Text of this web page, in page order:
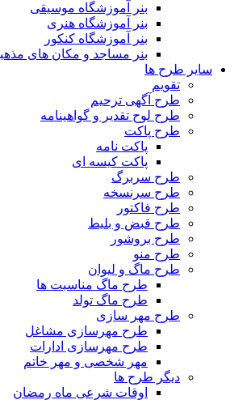
بنر آموزشگاه موسیقی
بنر آموزشگاه هنری
بنر آموزشگاه کنکور
بنر مساجد و مکان های
سایر طرح ها
تقویم
طرح آگهی ترحیم
طرح لوح تقدیر و گواهینامه
طرح پاکت
پاکت نامه
پاکت کیسه ای
طرح سربرگ
طرح سرنسخه
طرح فاکتور
طرح قبض و بلیط
طرح بروشور
طرح منو
طرح ماگ و لیوان
طرح ماگ مناسبت ها
طرح ماگ تولد
طرح مهر سازی
طرح مهرسازی مشاغل
طرح مهرسازی ادارات
مهر شخصی و مهر خاتم
دیگر طرح ها
اوقات شرعی ماه رمضان